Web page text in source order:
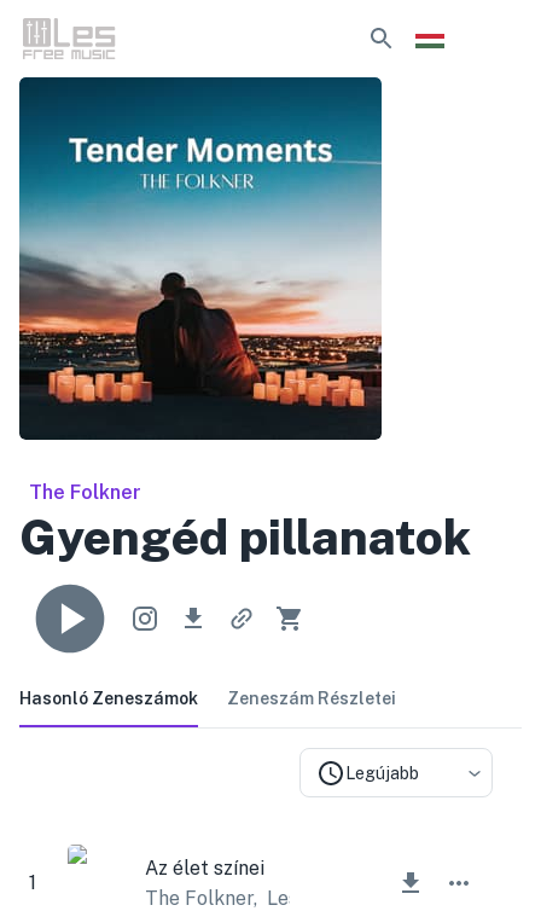
The Folkner
Gyengéd pillanatok
Hasonló Zeneszámok Zeneszám Részletei
Legújabb
1
Az élet színei
The Folkner, Lesfm